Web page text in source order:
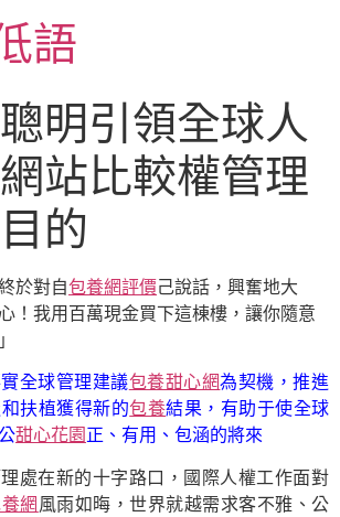
語
明引領全球人
站比較權管理
的
於對自包養網評價己說話，興奮地大
！我用百萬現金買下這棟樓，讓你隨意
全球管理建議包養甜心網為契機，推進
扶植獲得新的包養結果，有助于使全球
甜心花園正、有用、包涵的將來
處在新的十字路口，國際人權工作面對
網風雨如晦，世界就越需求客不雅、公